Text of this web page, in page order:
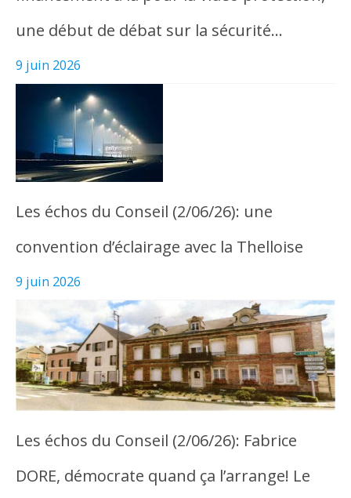
une début de débat sur la sécurité…
9 juin 2026
Les échos du Conseil (2/06/26): une
convention d’éclairage avec la Thelloise
9 juin 2026
Les échos du Conseil (2/06/26): Fabrice
DORE, démocrate quand ça l’arrange! Le